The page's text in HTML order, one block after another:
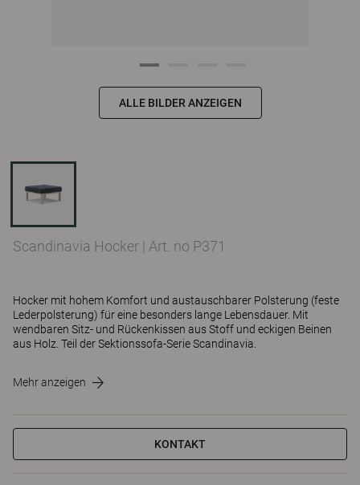
ALLE BILDER ANZEIGEN
Scandinavia Hocker | Art. no P371
Hocker mit hohem Komfort und austauschbarer Polsterung (feste
Lederpolsterung) für eine besonders lange Lebensdauer. Mit
wendbaren Sitz- und Rückenkissen aus Stoff und eckigen Beinen
aus Holz. Teil der Sektionssofa-Serie Scandinavia.
Mehr anzeigen
KONTAKT